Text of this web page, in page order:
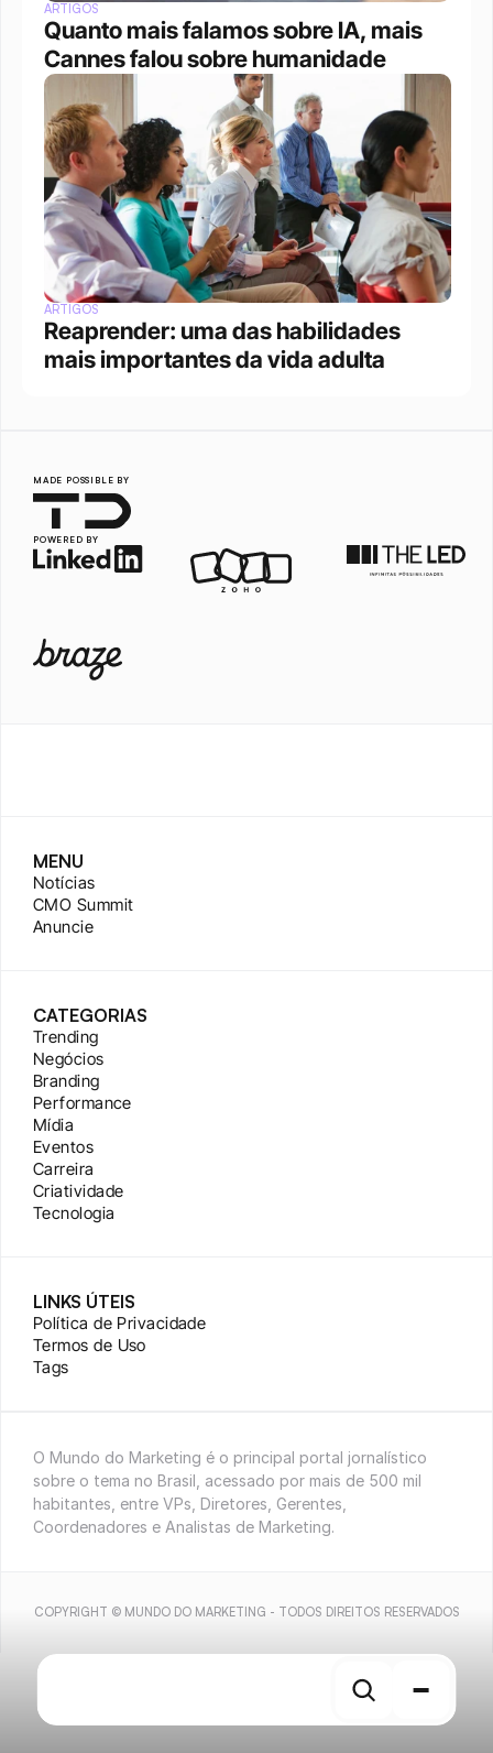
ARTIGOS
Quanto mais falamos sobre IA, mais
Cannes falou sobre humanidade
ARTIGOS
Reaprender: uma das habilidades
mais importantes da vida adulta
MADE POSSIBLE BY
POWERED BY
MENU
Notícias
CMO Summit
Anuncie
CATEGORIAS
Trending
Negócios
Branding
Performance
Mídia
Eventos
Carreira
Criatividade
Tecnologia
LINKS ÚTEIS
Política de Privacidade
Termos de Uso
Tags
O Mundo do Marketing é o principal portal jornalístico
sobre o tema no Brasil, acessado por mais de 500 mil
habitantes, entre VPs, Diretores, Gerentes,
Coordenadores e Analistas de Marketing.
COPYRIGHT © MUNDO DO MARKETING - TODOS DIREITOS RESERVADOS